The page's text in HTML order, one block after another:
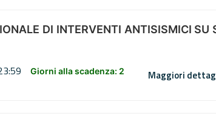
DI INTERVENTI ANTISISMICI SU
Giorni alla scadenza: 2 Maggiori